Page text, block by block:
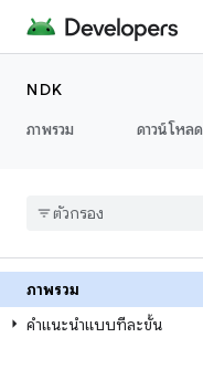
NDK
ภาพรวม
ดาวน์โหลด
ภาพรวม
คำแนะนำแบบทีละขั้น